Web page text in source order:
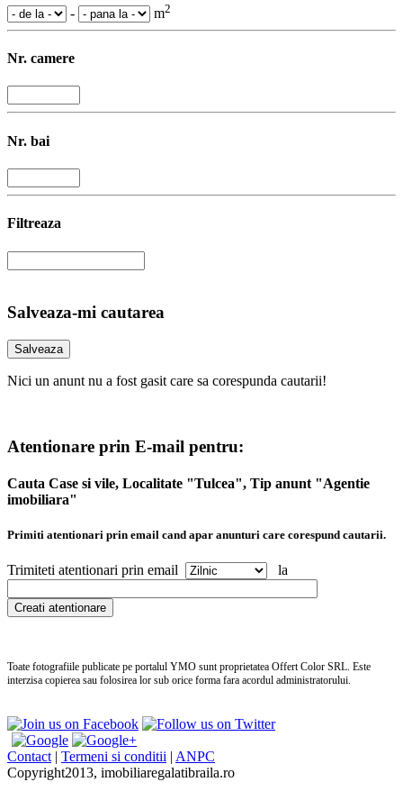
- m2
Nr. camere
Nr. bai
Filtreaza
Salveaza-mi cautarea
Nici un anunt nu a fost gasit care sa corespunda cautarii!
Atentionare prin E-mail pentru:
Cauta Case si vile, Localitate "Tulcea", Tip anunt "Agentie
imobiliara"
Primiti atentionari prin email cand apar anunturi care corespund cautarii.
Trimiteti atentionari prin email la
Toate fotografiile publicate pe portalul YMO sunt proprietatea Offert Color SRL. Este
interzisa copierea sau folosirea lor sub orice forma fara acordul administratorului.
Contact | Termeni si conditii | ANPC
Copyright2013, imobiliaregalatibraila.ro